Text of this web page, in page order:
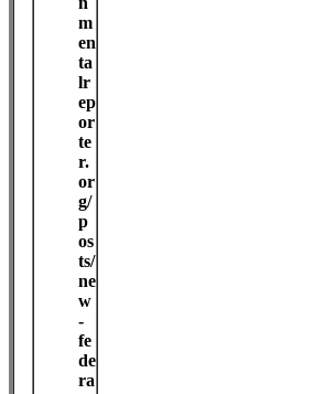
m
en
ta
lr
ep
or
te
r.
or
g/
p
os
ts/
ne
w
-
fe
de
ra